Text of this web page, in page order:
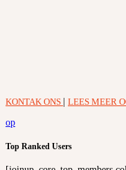
KONTAK ONS LEES MEER
op
Top Ranked Users